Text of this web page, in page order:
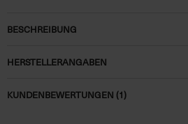
BESCHREIBUNG
HERSTELLERANGABEN
KUNDENBEWERTUNGEN (1)